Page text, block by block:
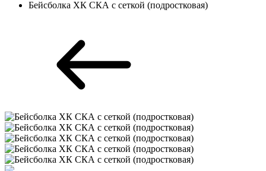
Бейсболка ХК СКА с сеткой (подростковая)